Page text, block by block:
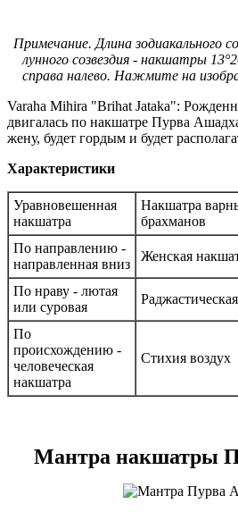
Примечание. Длина зодиакального
лунного созвездия - накшатры
справа налево. Нажмите на
Varaha Mihira "Brihat Jataka":
двигалась по накшатре Пурва
жену, будет гордым и будет
Характеристики
Уравновешенная
накшатра
Накшатра
брахманов
По направлению -
направленная вниз
Женская
По нраву - лютая
или суровая
Раджастическая
По
происхождению -
человеческая
накшатра
Стихия воздух
Мантра накшатры